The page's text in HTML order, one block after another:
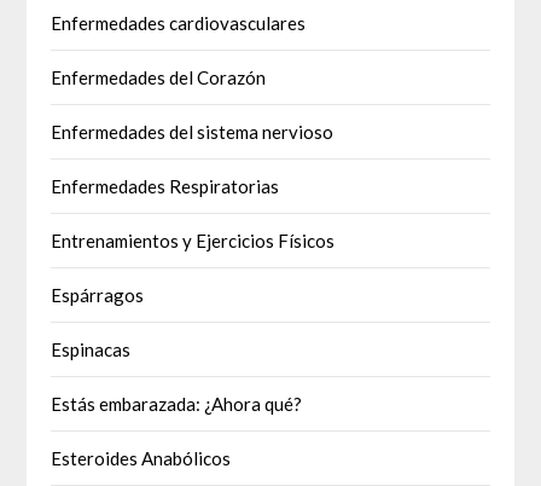
Enfermedades cardiovasculares
Enfermedades del Corazón
Enfermedades del sistema nervioso
Enfermedades Respiratorias
Entrenamientos y Ejercicios Físicos
Espárragos
Espinacas
Estás embarazada: ¿Ahora qué?
Esteroides Anabólicos